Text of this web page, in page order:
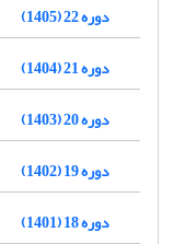
دوره 22 (1405)
دوره 21 (1404)
دوره 20 (1403)
دوره 19 (1402)
دوره 18 (1401)